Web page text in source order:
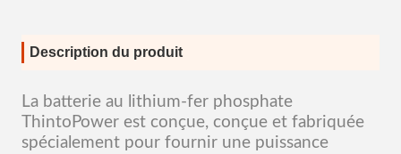
Description du produit
La batterie au lithium-fer phosphate
ThintoPower est conçue, conçue et fabriquée
spécialement pour fournir une puissance